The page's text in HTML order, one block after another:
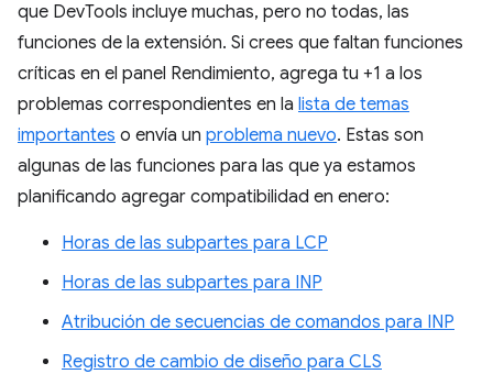
que DevTools incluye muchas, pero no todas, las
funciones de la extensión. Si crees que faltan funciones
críticas en el panel Rendimiento, agrega tu +1 a los
problemas correspondientes en la lista de temas
importantes o envía un problema nuevo. Estas son
algunas de las funciones para las que ya estamos
planificando agregar compatibilidad en enero:
Horas de las subpartes para LCP
Horas de las subpartes para INP
Atribución de secuencias de comandos para INP
Registro de cambio de diseño para CLS